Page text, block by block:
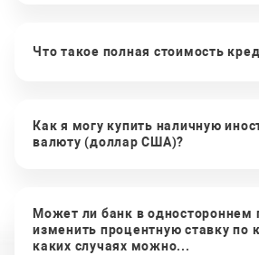
Что такое полная стоимость
Как я могу купить наличную
валюту (доллар США)?
Может ли банк в одностороннем
изменить процентную ставку по
каких случаях можно...